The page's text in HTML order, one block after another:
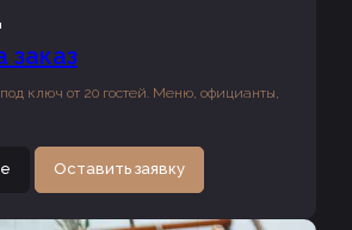
заказ
ключ от 20 гостей. Меню, официанты,
Оставить заявку